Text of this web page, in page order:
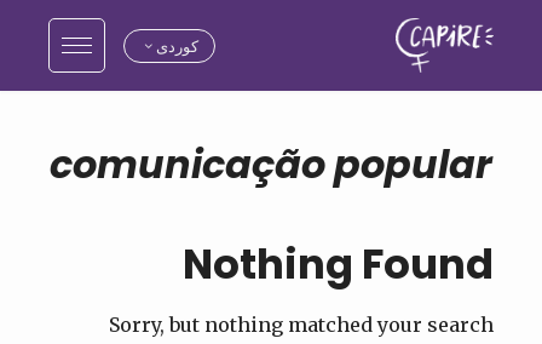
کوردی
comunicação popular
Nothing Found
Sorry, but nothing matched your search